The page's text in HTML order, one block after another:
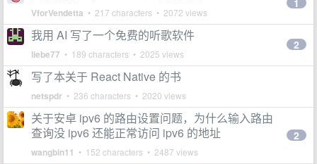
VforVendetta • 217 characters • 2072 views
1
我用 AI 写了一个免费的听歌软件
liebe77 • 189 characters • 2025 views
2
写了本关于 React Native 的书
netspdr • 236 characters • 2020 views
关于安卓 ipv6 的路由设置问题，为什么输入路由
查询没 ipv6 还能正常访问 ipv6 的地址
wangbin11 • 152 characters • 2487 views
2